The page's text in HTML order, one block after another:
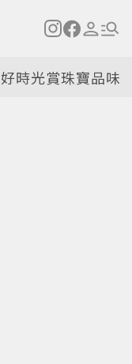
好時光賞珠寶品味